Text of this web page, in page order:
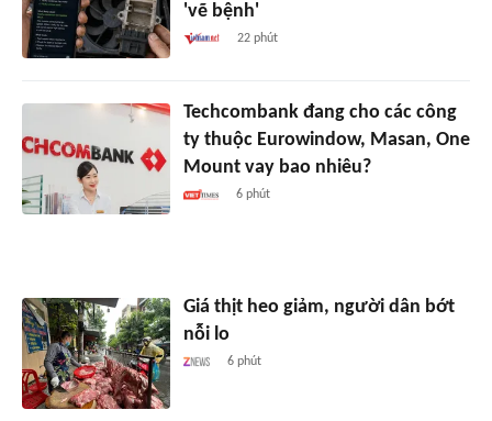
'vẽ bệnh'
22 phút
Techcombank đang cho các công
ty thuộc Eurowindow, Masan, One
Mount vay bao nhiêu?
6 phút
Giá thịt heo giảm, người dân bớt
nỗi lo
6 phút